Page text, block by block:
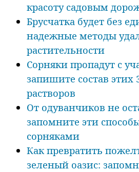
красоту садовым
Брусчатка будет без
надежные методы
растительности
Сорняки пропадут с
запишите состав этих
растворов
От одуванчиков не
запомните эти
сорняками
Как превратить
зеленый оазис: